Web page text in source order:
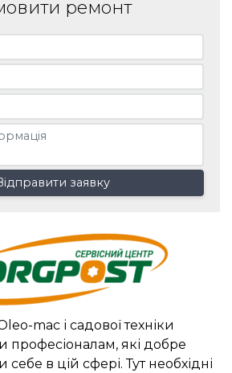
mac і садової техніки
професіоналам, які добре
в цій сфері. Тут необхідні
ремонт
заявку